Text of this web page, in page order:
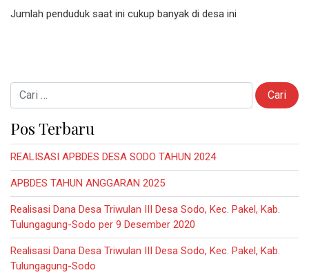
Jumlah penduduk saat ini cukup banyak di desa ini
Cari untuk:
Pos Terbaru
REALISASI APBDES DESA SODO TAHUN 2024
APBDES TAHUN ANGGARAN 2025
Realisasi Dana Desa Triwulan III Desa Sodo, Kec. Pakel, Kab.
Tulungagung-Sodo per 9 Desember 2020
Realisasi Dana Desa Triwulan III Desa Sodo, Kec. Pakel, Kab.
Tulungagung-Sodo